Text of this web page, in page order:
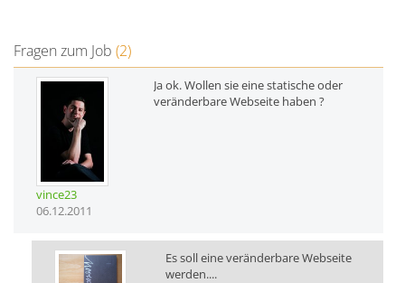
Fragen zum Job (2)
vince23
06.12.2011
Ja ok. Wollen sie eine statische oder
veränderbare Webseite haben ?
Es soll eine veränderbare Webseite
werden....